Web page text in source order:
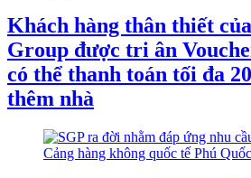
Khách hàng thân thiết
Group được tri ân
có thể thanh toán tối đa
thêm nhà